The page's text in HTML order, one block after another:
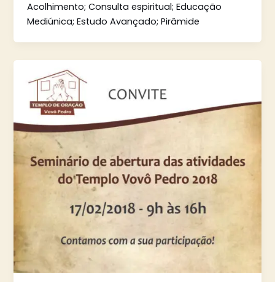
Acolhimento; Consulta espiritual; Educação
Mediúnica; Estudo Avançado; Pirâmide